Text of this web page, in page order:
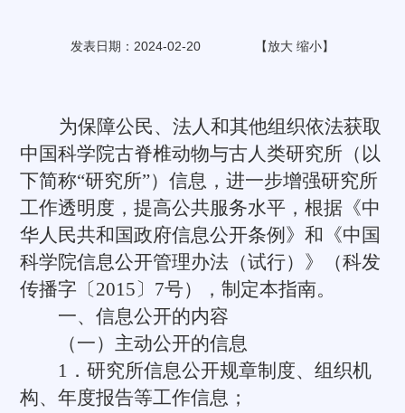
发表日期：2024-02-20 【放大 缩小】
为保障公民、法人和其他组织依法获取
中国科学院古脊椎动物与古人类研究所（以
下简称“研究所”）信息，进一步增强研究所
工作透明度，提高公共服务水平，根据《中
华人民共和国政府信息公开条例》和《中国
科学院信息公开管理办法（试行）》（科发
传播字〔2015〕7号），制定本指南。
一、信息公开的内容
（一）主动公开的信息
1．研究所信息公开规章制度、组织机
构、年度报告等工作信息；